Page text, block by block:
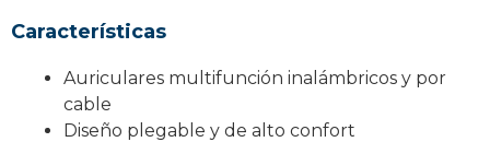
Características
Auriculares multifunción inalámbricos y por
cable
Diseño plegable y de alto confort